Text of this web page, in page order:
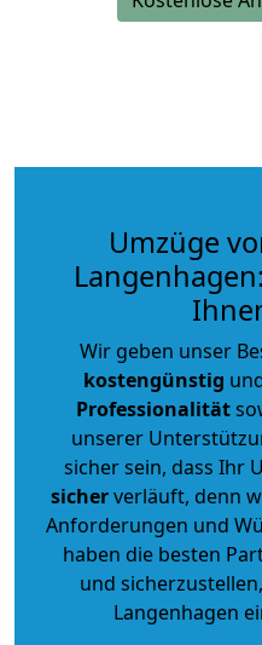
Umzüge
Wir geben unser
kostengünstig
Professionalität
unserer
sicher sein, dass Ihr
sicherverläuft, denn
Anforderungen und
haben die besten
und
Langenhagen